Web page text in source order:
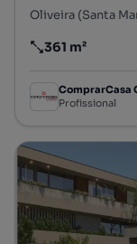
Oliveira (Santa
Preço por metro
361 m²
ComprarCasa
Profissional